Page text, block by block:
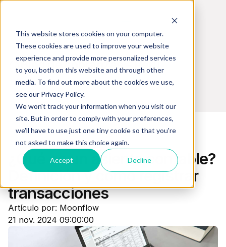
This website stores cookies on your computer.
These cookies are used to improve your website
experience and provide more personalized services
to you, both on this website and through other
media. To find out more about the cookies we use,
see our Privacy Policy.
We won't track your information when you visit our
site. But in order to comply with your preferences,
we'll have to use just one tiny cookie so that you're
not asked to make this choice again.
Accept Decline
Blog de cobranzas - Perú
Gestión Financiera
¿Qué es un asiento contable?
Definición y cómo registrar
transacciones
Artículo por: Moonflow
21 nov. 2024 09:00:00